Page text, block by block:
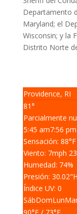
Departamento
Maryland; el
Wisconsin; y la
Distrito Norte
Providence, RI
81°
Parcialmente
5:45 am7:56
Sensación: 88°F
Viento: 7mph
Humedad: 74%
Presión: 30.02
Índice UV: 0
SábDomLun